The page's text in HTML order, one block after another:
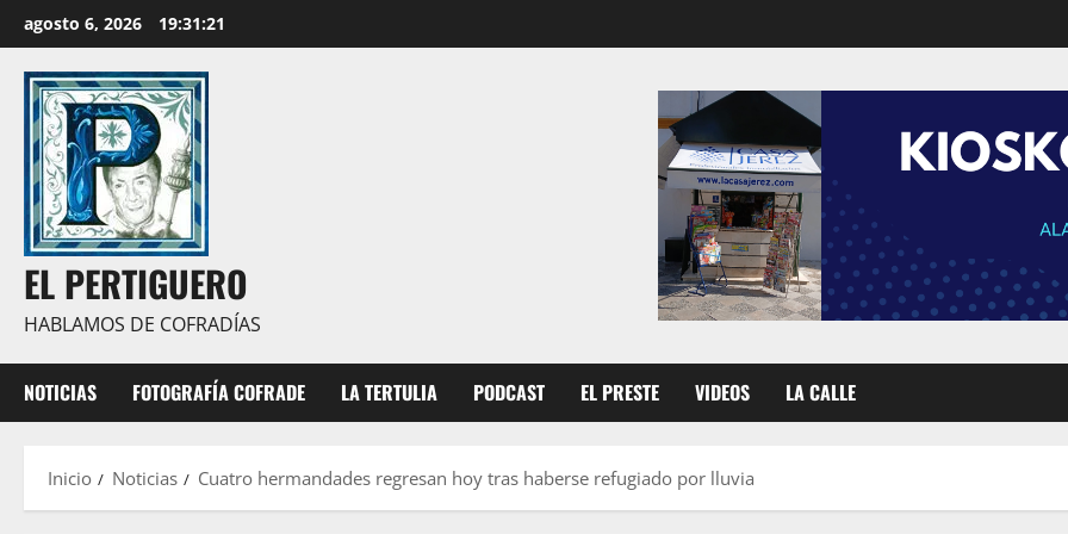
al
contenido
agosto 6, 2026 19:31:23
EL PERTIGUERO
HABLAMOS DE COFRADÍAS
NOTICIAS FOTOGRAFÍA COFRADE LA TERTULIA PODCAST EL PRESTE VIDEOS LA CALLE
Inicio Noticias Cuatro hermandades regresan hoy tras haberse refugiado por lluvia